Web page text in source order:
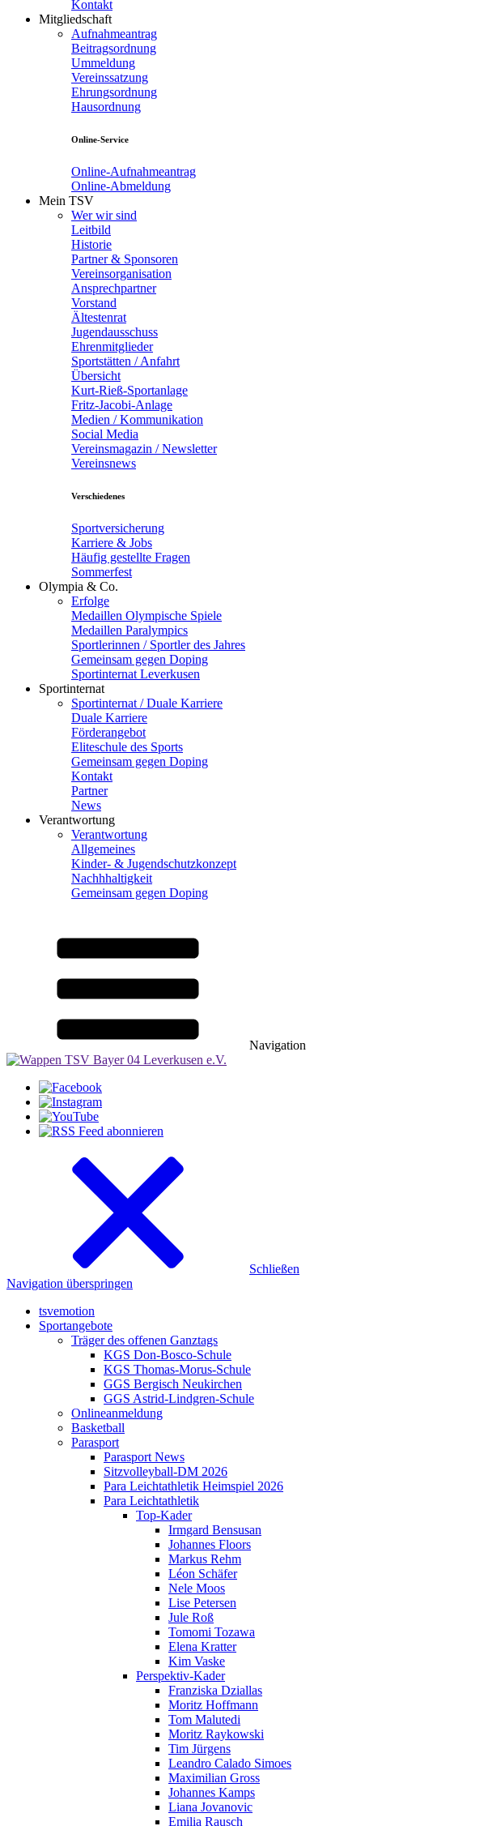
Kontakt
Mitgliedschaft
Aufnahmeantrag
Beitragsordnung
Ummeldung
Vereinssatzung
Ehrungsordnung
Hausordnung
Online-Service
Online-Aufnahmeantrag
Online-Abmeldung
Mein TSV
Wer wir sind
Leitbild
Historie
Partner & Sponsoren
Vereinsorganisation
Ansprechpartner
Vorstand
Ältestenrat
Jugendausschuss
Ehrenmitglieder
Sportstätten / Anfahrt
Übersicht
Kurt-Rieß-Sportanlage
Fritz-Jacobi-Anlage
Medien / Kommunikation
Social Media
Vereinsmagazin / Newsletter
Vereinsnews
Verschiedenes
Sportversicherung
Karriere & Jobs
Häufig gestellte Fragen
Sommerfest
Olympia & Co.
Erfolge
Medaillen Olympische Spiele
Medaillen Paralympics
Sportlerinnen / Sportler des Jahres
Gemeinsam gegen Doping
Sportinternat Leverkusen
Sportinternat
Sportinternat / Duale Karriere
Duale Karriere
Förderangebot
Eliteschule des Sports
Gemeinsam gegen Doping
Kontakt
Partner
News
Verantwortung
Verantwortung
Allgemeines
Kinder- & Jugendschutzkonzept
Nachhhaltigkeit
Gemeinsam gegen Doping
Navigation
Schließen
Navigation überspringen
tsvemotion
Sportangebote
Träger des offenen Ganztags
KGS Don-Bosco-Schule
KGS Thomas-Morus-Schule
GGS Bergisch Neukirchen
GGS Astrid-Lindgren-Schule
Onlineanmeldung
Basketball
Parasport
Parasport News
Sitzvolleyball-DM 2026
Para Leichtathletik Heimspiel 2026
Para Leichtathletik
Top-Kader
Irmgard Bensusan
Johannes Floors
Markus Rehm
Léon Schäfer
Nele Moos
Lise Petersen
Jule Roß
Tomomi Tozawa
Elena Kratter
Kim Vaske
Perspektiv-Kader
Franziska Dziallas
Moritz Hoffmann
Tom Malutedi
Moritz Raykowski
Tim Jürgens
Leandro Calado Simoes
Maximilian Gross
Johannes Kamps
Liana Jovanovic
Emilia Rausch